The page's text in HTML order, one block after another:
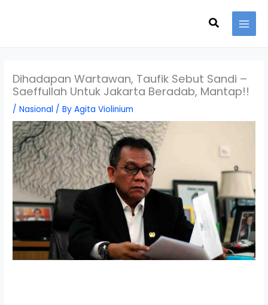
Search
Dihadapan Wartawan, Taufik Sebut Sandi –
Saeffullah Untuk Jakarta Beradab, Mantap!!
/Nasional / ByAgita Violinium